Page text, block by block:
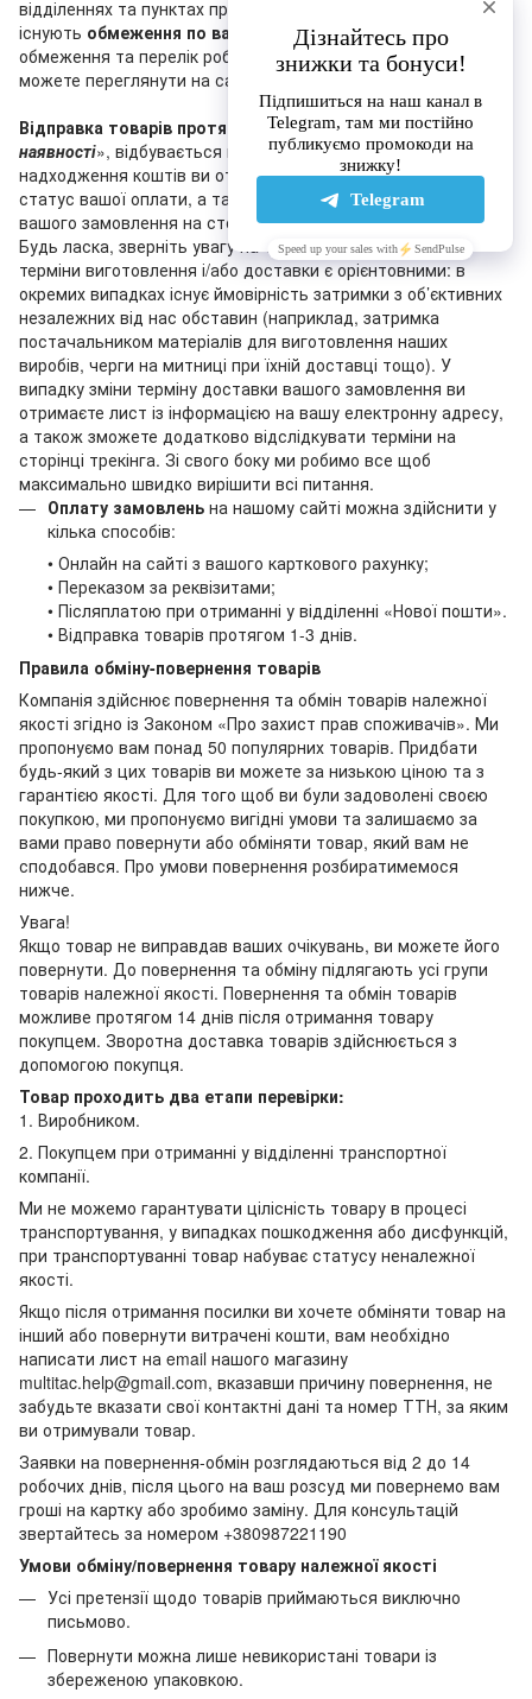
відділеннях та пунктах приймання-видачі «Нової пошти»
існують обмеження по вазі та суміпісляплати. Актуальні
обмеження та перелік робочих відділень «Нової пошти» ви
можете переглянути на сайті перевізника.
Відправка товарів протягом 1-3 днів, що мають статус «
наявності», відбувається після оплати замовлення (після
надходження коштів ви отримаєте лист, що підтверджує
статус вашої оплати, а також ви побачите зміну статусу
вашого замовлення на сторінці трекінга на нашому сайті).
Будь ласка, зверніть увагу на те, що зазначені на сайті
терміни виготовлення і/або доставки є орієнтовними: в
окремих випадках існує ймовірність затримки з об’єктивних
незалежних від нас обставин (наприклад, затримка
постачальником матеріалів для виготовлення наших
виробів, черги на митниці при їхній доставці тощо). У
випадку зміни терміну доставки вашого замовлення ви
отримаєте лист із інформацією на вашу електронну адресу,
а також зможете додатково відслідкувати терміни на
сторінці трекінга. Зі свого боку ми робимо все щоб
максимально швидко вирішити всі питання.
Оплату замовлень на нашому сайті можна здійснити у
кілька способів:
• Онлайн на сайті з вашого карткового рахунку;
• Переказом за реквізитами;
• Післяплатою при отриманні у відділенні «Нової пошти».
• Відправка товарів протягом 1-3 днів.
Правила обміну-повернення товарів
Компанія здійснює повернення та обмін товарів належної
якості згідно із Законом «Про захист прав споживачів». Ми
пропонуємо вам понад 50 популярних товарів. Придбати
будь-який з цих товарів ви можете за низькою ціною та з
гарантією якості. Для того щоб ви були задоволені своєю
покупкою, ми пропонуємо вигідні умови та залишаємо за
вами право повернути або обміняти товар, який вам не
сподобався. Про умови повернення розбиратимемося
нижче.
Увага!
Якщо товар не виправдав ваших очікувань, ви можете його
повернути. До повернення та обміну підлягають усі групи
товарів належної якості. Повернення та обмін товарів
можливе протягом 14 днів після отримання товару
покупцем. Зворотна доставка товарів здійснюється з
допомогою покупця.
Товар проходить два етапи перевірки:
1. Виробником.
2. Покупцем при отриманні у відділенні транспортної
компанії.
Ми не можемо гарантувати цілісність товару в процесі
транспортування, у випадках пошкодження або дисфункцій,
при транспортуванні товар набуває статусу неналежної
якості.
Якщо після отримання посилки ви хочете обміняти товар на
інший або повернути витрачені кошти, вам необхідно
написати лист на email нашого магазину
multitac.help@gmail.com, вказавши причину повернення, не
забудьте вказати свої контактні дані та номер ТТН, за яким
ви отримували товар.
Заявки на повернення-обмін розглядаються від 2 до 14
робочих днів, після цього на ваш розсуд ми повернемо вам
гроші на картку або зробимо заміну. Для консультацій
звертайтесь за номером +380987221190
Умови обміну/повернення товару належної якості
Усі претензії щодо товарів приймаються виключно
письмово.
Повернути можна лише невикористані товари із
збереженою упаковкою.